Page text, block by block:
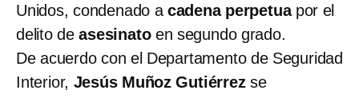
Unidos, condenado a cadena perpetuapor el
delito deasesinatoen segundo grado.
De acuerdo con el Departamento de Seguridad
Interior, Jesús Muñoz Gutiérrezse